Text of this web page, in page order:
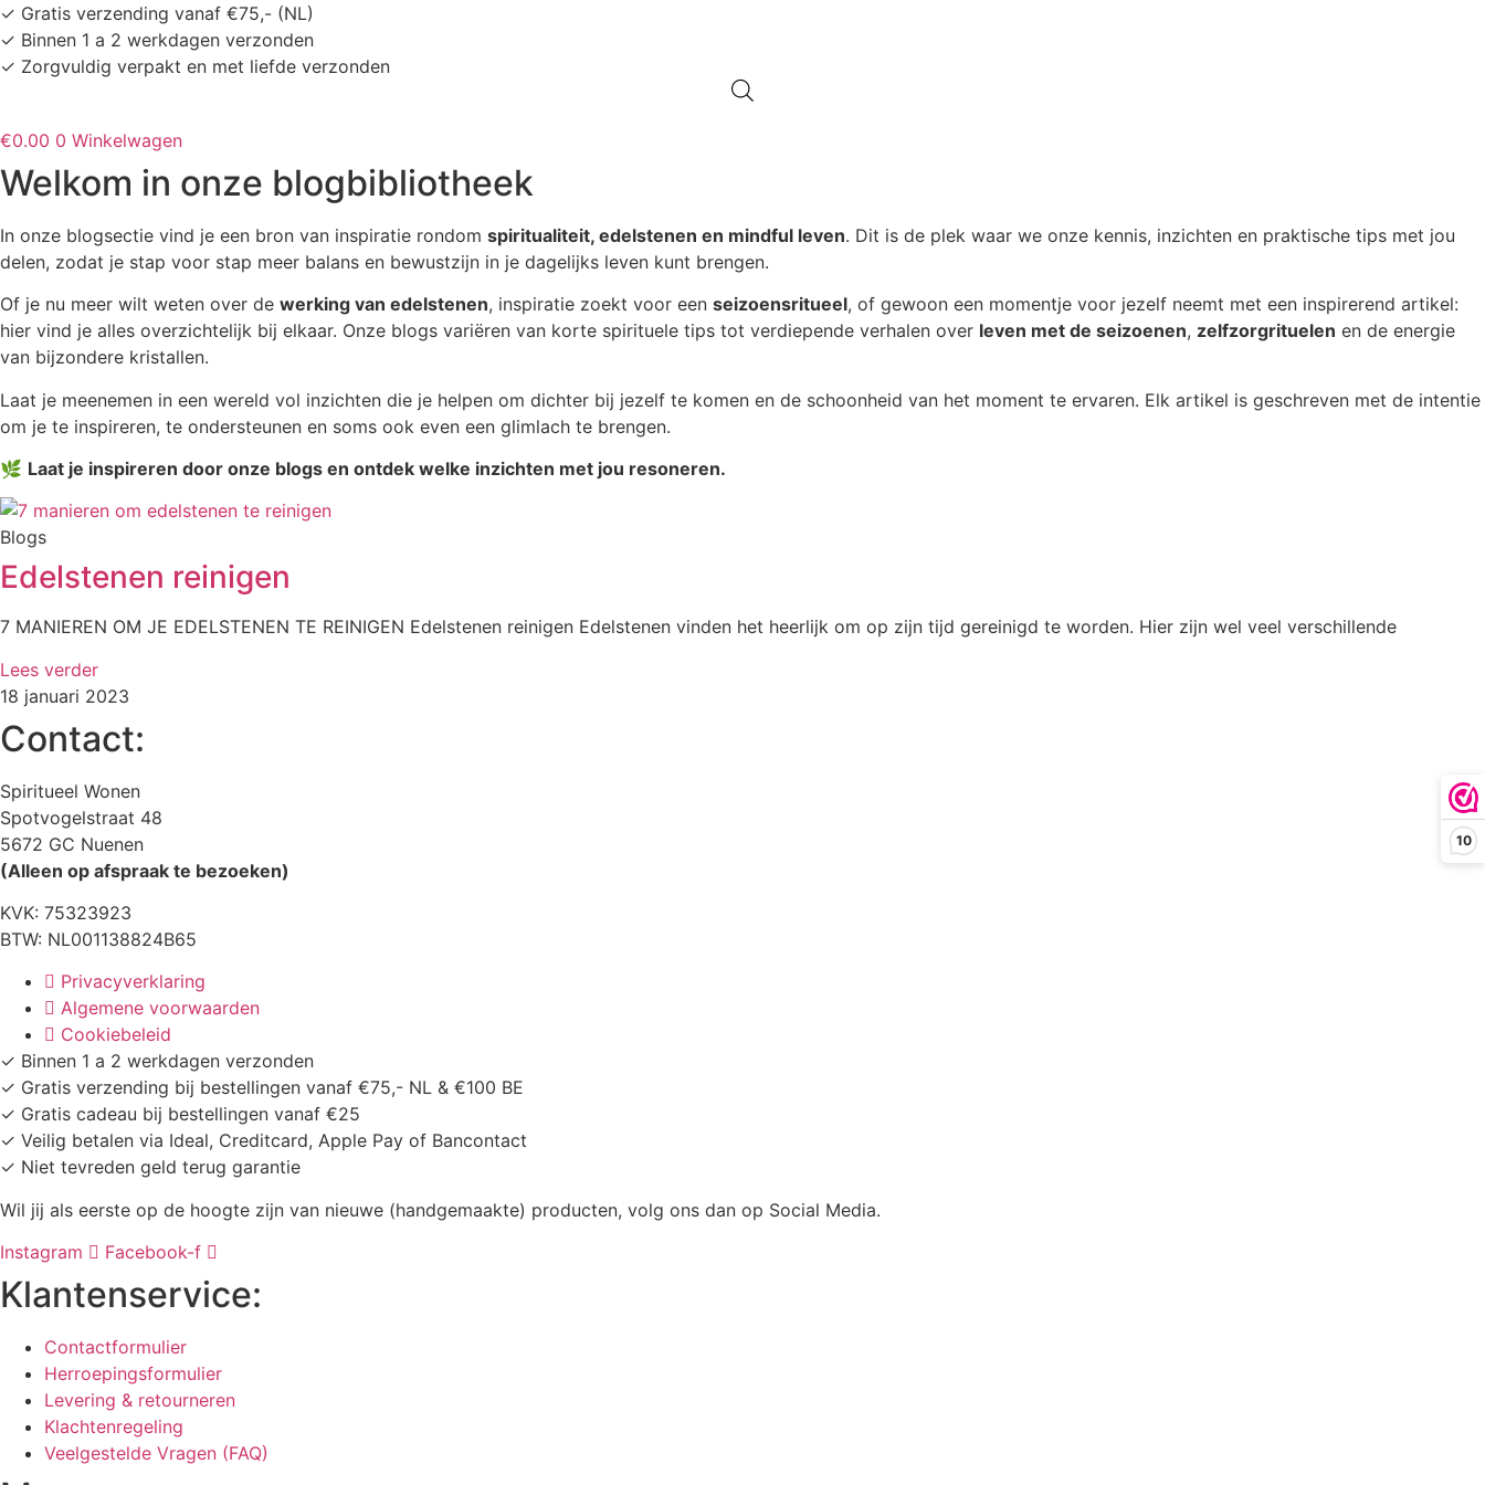
10
Ga
naar
de
✓ Gratis verzending vanaf €75,- (NL)
✓ Binnen 1 a 2 werkdagen verzonden
✓ Zorgvuldig verpakt en met liefde verzonden
€0.00 0 Winkelwagen
Welkom in onze blogbibliotheek
In onze blogsectie vind je een bron van inspiratie rondom spiritualiteit, edelstenen en mindful leven. Dit is de plek waar we onze kennis, inzichten en praktische tips met jou
delen, zodat je stap voor stap meer balans en bewustzijn in je dagelijks leven kunt brengen.
Of je nu meer wilt weten over de werking van edelstenen, inspiratie zoekt voor een seizoensritueel, of gewoon een momentje voor jezelf neemt met een inspirerend artikel:
hier vind je alles overzichtelijk bij elkaar. Onze blogs variëren van korte spirituele tips tot verdiepende verhalen over leven met de seizoenen, zelfzorgrituelen en de energie
van bijzondere kristallen.
Laat je meenemen in een wereld vol inzichten die je helpen om dichter bij jezelf te komen en de schoonheid van het moment te ervaren. Elk artikel is geschreven met de intentie
om je te inspireren, te ondersteunen en soms ook even een glimlach te brengen.
🌿 Laat je inspireren door onze blogs en ontdek welke inzichten met jou resoneren.
Blogs
Edelstenen reinigen
7 MANIEREN OM JE EDELSTENEN TE REINIGEN Edelstenen reinigen Edelstenen vinden het heerlijk om op zijn tijd gereinigd te worden. Hier zijn wel veel verschillende
Lees verder
18 januari 2023
Contact:
Spiritueel Wonen
Spotvogelstraat 48
5672 GC Nuenen
(Alleen op afspraak te bezoeken)
KVK: 75323923
BTW: NL001138824B65
Privacyverklaring
Algemene voorwaarden
Cookiebeleid
✓ Binnen 1 a 2 werkdagen verzonden
✓ Gratis verzending bij bestellingen vanaf €75,- NL & €100 BE
✓ Gratis cadeau bij bestellingen vanaf €25
✓ Veilig betalen via Ideal, Creditcard, Apple Pay of Bancontact
✓ Niet tevreden geld terug garantie
Wil jij als eerste op de hoogte zijn van nieuwe (handgemaakte) producten, volg ons dan op Social Media.
Instagram
Facebook-f
Klantenservice:
Contactformulier
Herroepingsformulier
Levering & retourneren
Klachtenregeling
Veelgestelde Vragen (FAQ)